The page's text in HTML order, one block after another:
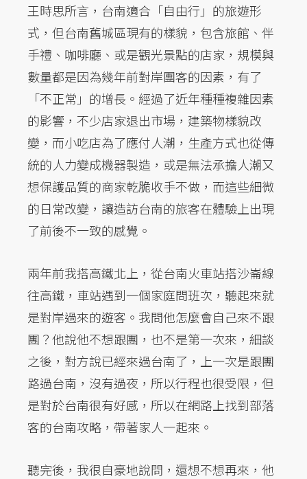
王時思所言，台南適合「自由行」的旅遊形
式，但台南舊城區現有的樣貌，包含旅館、伴
手禮、咖啡廳、或是觀光景點的店家，規模與
數量都是因為幾年前對岸團客的因素，有了
「不正常」的增長。經過了近年種種複雜因素
的影響，不少店家退出市場，建築物樣貌改
變，而小吃店為了應付人潮，生產方式也從傳
統的人力變成機器製造，或是無法承擔人潮又
想保護品質的商家乾脆收手不做，而這些細微
的日常改變，讓造訪台南的旅客在體驗上出現
了前後不一致的感覺。
兩年前我搭高鐵北上，從台南火車站搭沙崙線
往高鐵，車站遇到一個家庭問班次，聽起來就
是對岸過來的遊客。我問他怎麼會自己來不跟
團？他說他不想跟團，也不是第一次來，細談
之後，對方說已經來過台南了，上一次是跟團
路過台南，沒有過夜，所以行程也很受限，但
是對於台南很有好感，所以在網路上找到部落
客的台南攻略，帶著家人一起來。
聽完後，我很自豪地說問，還想不想再來，他